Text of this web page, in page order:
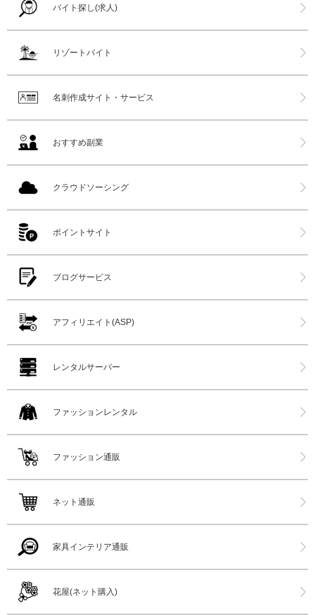
バイト探し(求人)
リゾートバイト
名刺作成サイト・サービス
おすすめ副業
クラウドソーシング
ポイントサイト
ブログサービス
アフィリエイト(ASP)
レンタルサーバー
ファッションレンタル
ファッション通販
ネット通販
家具インテリア通販
花屋(ネット購入)